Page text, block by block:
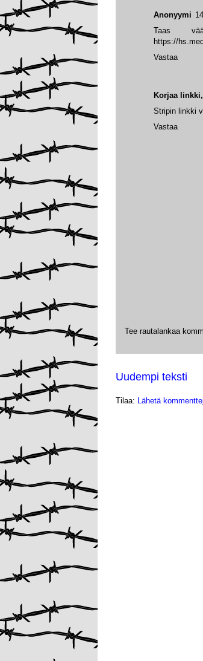
Korjaa
Stripin linkki
Vastaa
Anonyymi
Taas
https://
Vastaa
Tee rautalankaa
Uudempi teksti
Tilaa: Lähetä